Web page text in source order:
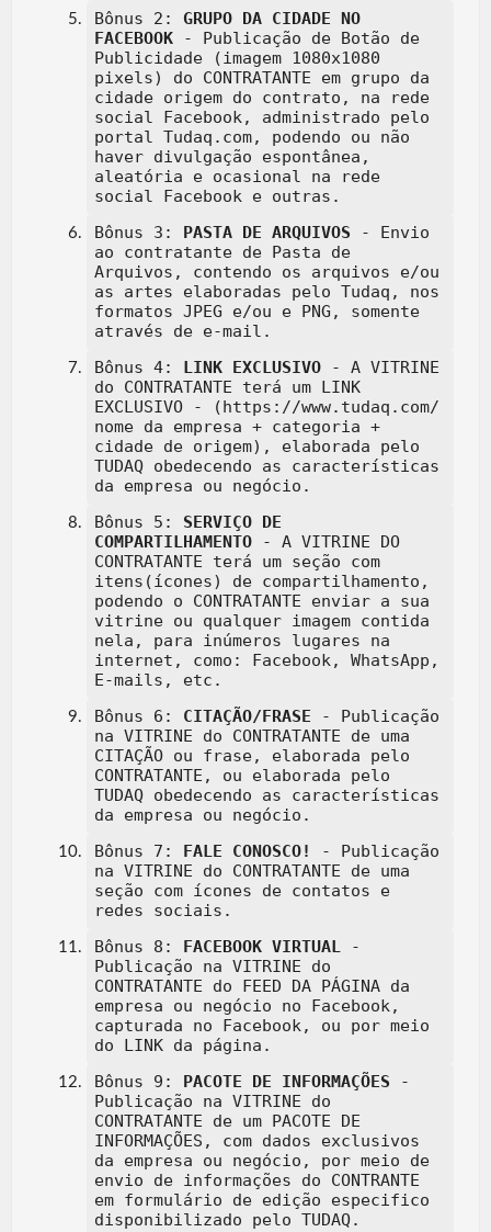
Bônus 2:GRUPO DA CIDADE NO
FACEBOOK - Publicação de Botão de
Publicidade (imagem 1080x1080
pixels) do CONTRATANTE em grupo da
cidade origem do contrato, na rede
social Facebook, administrado pelo
portal Tudaq.com, podendo ou não
haver divulgação espontânea,
aleatória e ocasional na rede
social Facebook e outras.
Bônus 3: PASTA DE ARQUIVOS - Envio
ao contratante de Pasta de
Arquivos, contendo os arquivos e/ou
as artes elaboradas pelo Tudaq, nos
formatos JPEG e/ou e PNG, somente
através de e-mail.
Bônus 4: LINK EXCLUSIVO - A VITRINE
do CONTRATANTE terá um LINK
EXCLUSIVO - (https://www.tudaq.com/
nome da empresa + categoria +
cidade de origem), elaborada pelo
TUDAQ obedecendo as características
da empresa ou negócio.
Bônus 5: SERVIÇO DE
COMPARTILHAMENTO - A VITRINE DO
CONTRATANTE terá um seção com
itens(ícones) de compartilhamento,
podendo o CONTRATANTE enviar a sua
vitrine ou qualquer imagem contida
nela, para inúmeros lugares na
internet, como: Facebook, WhatsApp,
E-mails, etc.
Bônus 6: CITAÇÃO/FRASE - Publicação
na VITRINE do CONTRATANTE de uma
CITAÇÃO ou frase, elaborada pelo
CONTRATANTE, ou elaborada pelo
TUDAQ obedecendo as características
da empresa ou negócio.
Bônus 7: FALE CONOSCO!
- Publicação
na VITRINE do CONTRATANTE de uma
seção com ícones de contatos e
redes sociais.
Bônus 8: FACEBOOK VIRTUAL -
Publicação na VITRINE do
CONTRATANTE do FEED DA PÁGINA da
empresa ou negócio no Facebook,
capturada no Facebook, ou por meio
do LINK da página.
Bônus 9: PACOTE DE INFORMAÇÕES -
Publicação na VITRINE do
CONTRATANTE de um PACOTE DE
INFORMAÇÕES, com dados exclusivos
da empresa ou negócio, por meio de
envio de informações do CONTRANTE
em formulário de edição especifico
disponibilizado pelo TUDAQ.